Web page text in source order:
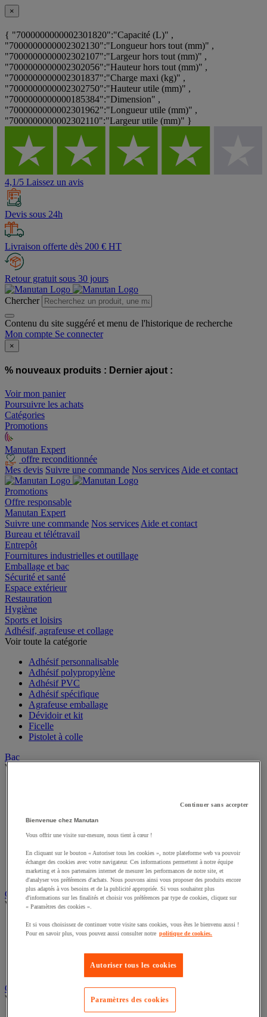
×
{ "7000000000002301820":"Capacité (L)" ,
"7000000000002302130":"Longueur hors tout (mm)" ,
"7000000000002302107":"Largeur hors tout (mm)" ,
"7000000000002302056":"Hauteur hors tout (mm)" ,
"7000000000002301837":"Charge maxi (kg)" ,
"7000000000002302750":"Hauteur utile (mm)" ,
"7000000000000185384":"Dimension" ,
"7000000000002301962":"Longueur utile (mm)" ,
"7000000000002302110":"Largeur utile (mm)" }
4,1/5 Laissez un avis
Devis sous 24h
Livraison offerte dès 200 € HT
Retour gratuit sous 30 jours
Chercher
Contenu du site suggéré et menu de l'historique de recherche
Mon compte Se connecter
×
% nouveaux produits : Dernier ajout :
Voir mon panier
Poursuivre les achats
Catégories
Promotions
Manutan Expert
offre reconditionnée
Mes devis Suivre une commande Nos services Aide et contact
Promotions
Offre responsable
Manutan Expert
Suivre une commande Nos services Aide et contact
Bureau et télétravail
Entrepôt
Fournitures industrielles et outillage
Emballage et bac
Sécurité et santé
Espace extérieur
Restauration
Hygiène
Sports et loisirs
Adhésif, agrafeuse et collage
Voir toute la catégorie
Adhésif personnalisable
Adhésif polypropylène
Adhésif PVC
Adhésif spécifique
Agrafeuse emballage
Dévidoir et kit
Ficelle
Pistolet à colle
Bac
Voir toute la catégorie
Bac de transport
Bac gerbable
Bac pliant
Bac-tiroirs
Rangement pour bacs
Caisse carton, enveloppe et boîte postale
Voir toute la catégorie
Boîte et tube d'expédition
Caisse carton
Caisse-palette carton
Enveloppe et pochette d'expédition
Contenant et fût
Voir toute la catégorie
Continuer sans accepter
Bienvenue chez Manutan
Vous offrir une visite sur-mesure, nous tient à cœur !
En cliquant sur le bouton « Autoriser tous les cookies », notre plateforme web va pouvoir
échanger des cookies avec votre navigateur. Ces informations permettent à notre équipe
marketing et à nos partenaires internet de mesurer les performances de notre site, et
d'analyser vos préférences d'achats. Nous pouvons ainsi vous proposer des produits encore
plus adaptés à vos besoins et de la publicité appropriée. Si vous souhaitez plus
d'informations sur les finalités et choisir vos préférences par type de cookies, cliquez sur
« Paramètres des cookies ».
Et si vous choisissez de continuer votre visite sans cookies, vous êtes le bienvenu aussi !
Pour en savoir plus, vous pouvez aussi consulter notre politique de cookies.
Autoriser tous les cookies
Paramètres des cookies